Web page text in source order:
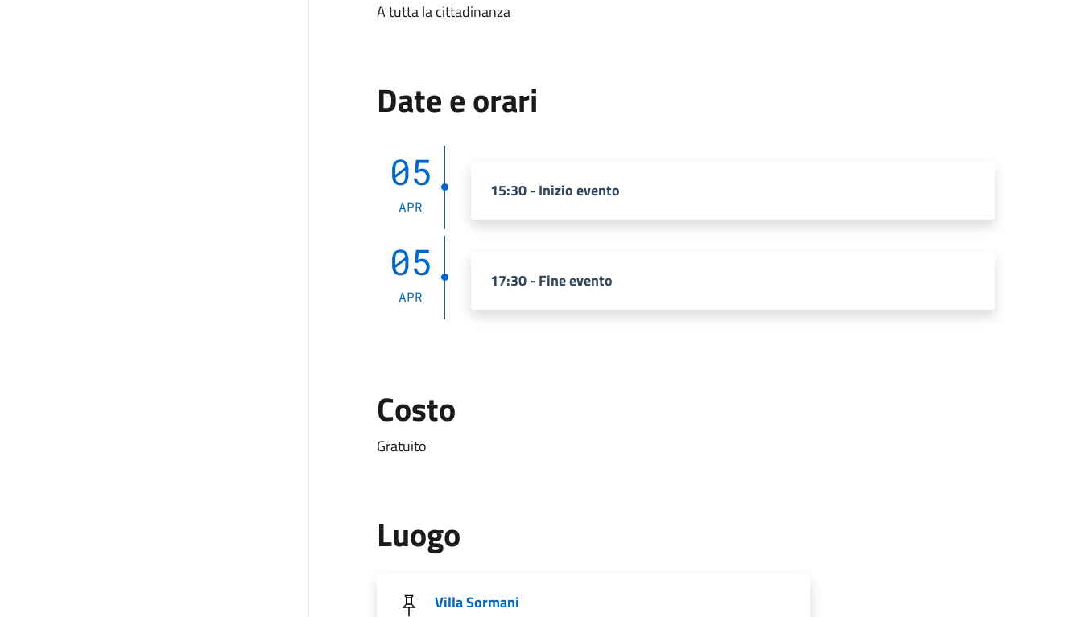
A tutta la cittadinanza
Date e orari
05
APR
15:30 - Inizio evento
05
APR
17:30 - Fine evento
Costo
Gratuito
Luogo
Villa Sormani